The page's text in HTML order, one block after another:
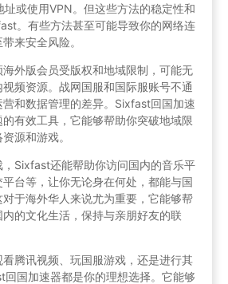
或使用VPN。但这些方法的稳定性和
。有些方法甚至可能导致你的网络连
来安全风险。
外版会员受版权和地域限制，可能无
频资源。战网国服和国际服账号不通
营和数据管理的差异。Sixfast回国加速
有效工具，它能够帮助你突破地域限
源和游戏。
Sixfast还能帮助你访问国内的音乐平
台等，让你无论身在何处，都能与国
于海外华人来说尤为重要，它能够帮
的文化生活，保持与亲朋好友的联
腾讯视频、玩国服游戏，还是进行其
国加速器都是你的理想选择。它能够